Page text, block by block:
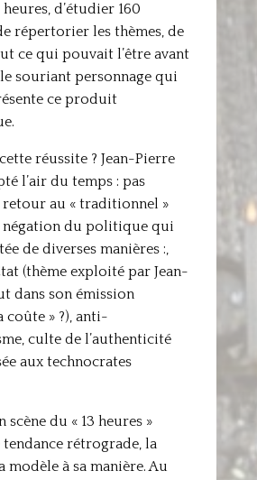
d’étudier 160
répertorier les thèmes, de
ce qui pouvait l’être avant
souriant personnage qui
ce produit
réussite ? Jean-Pierre
l’air du temps : pas
retour au « traditionnel »
négation du politique qui
de diverses manières :,
(thème exploité par Jean-
dans son émission
coûte » ?), anti-
culte de l’authenticité
aux technocrates
scène du « 13 heures »
rétrograde, la
modèle à sa manière. Au